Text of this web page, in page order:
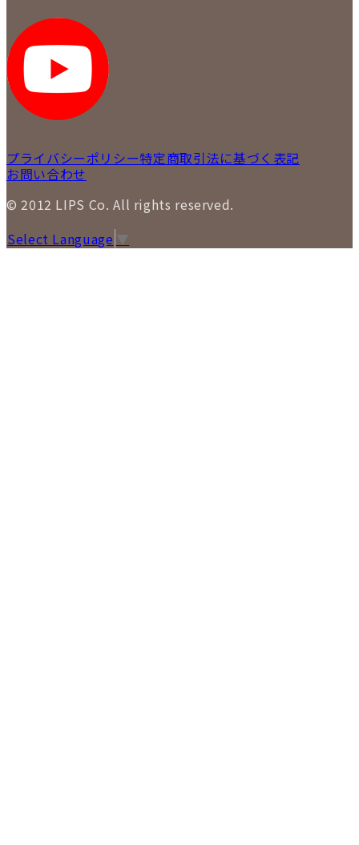
プライバシーポリシー特定商取引法に基づく表記
お問い合わせ
© 2012 LIPS Co. All rights reserved.
Select Language ▼